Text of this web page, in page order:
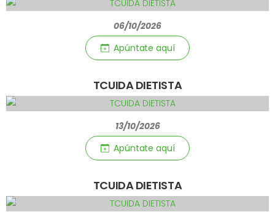
06/10/2026
Apúntate aquí­
TCUIDA DIETISTA
13/10/2026
Apúntate aquí­
TCUIDA DIETISTA